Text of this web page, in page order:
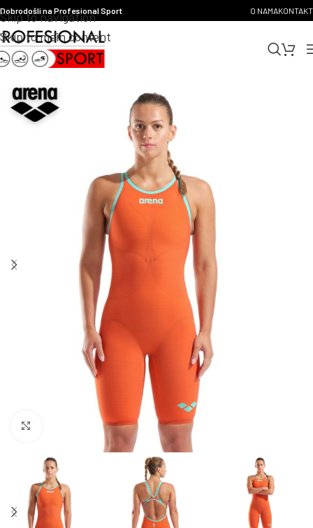
Skip to navigation
Skip to main content
Dobrodošli na Profesional Sport O NAMAKONTAKT
Kliknite za uvećanje